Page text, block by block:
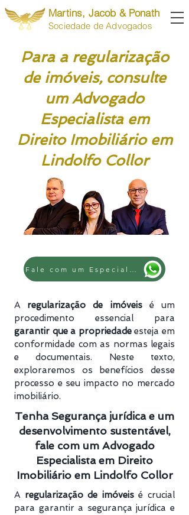
Martins, Jacob & Ponath
Sociedade de Advogados
Para a regularização
de imóveis, consulte
um Advogado
Especialista em
Direito Imobiliário em
Lindolfo Collor
A regularização de imóveisé um
procedimento essencial para
garantir que a propriedadeesteja em
conformidade com as normas legais
e documentais. Neste texto,
exploraremos os benefícios desse
processo e seu impacto no mercado
imobiliário.
Tenha Segurança jurídica e um
desenvolvimento sustentável,
fale com um Advogado
Especialista em Direito
Imobiliário em Lindolfo Collor
A regularização de imóveisé crucial
para garantir a segurança jurídica e